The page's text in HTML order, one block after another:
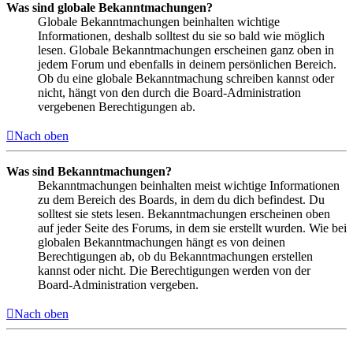
Was sind globale Bekanntmachungen?
Globale Bekanntmachungen beinhalten wichtige
Informationen, deshalb solltest du sie so bald wie möglich
lesen. Globale Bekanntmachungen erscheinen ganz oben in
jedem Forum und ebenfalls in deinem persönlichen Bereich.
Ob du eine globale Bekanntmachung schreiben kannst oder
nicht, hängt von den durch die Board-Administration
vergebenen Berechtigungen ab.
Nach oben
Was sind Bekanntmachungen?
Bekanntmachungen beinhalten meist wichtige Informationen
zu dem Bereich des Boards, in dem du dich befindest. Du
solltest sie stets lesen. Bekanntmachungen erscheinen oben
auf jeder Seite des Forums, in dem sie erstellt wurden. Wie bei
globalen Bekanntmachungen hängt es von deinen
Berechtigungen ab, ob du Bekanntmachungen erstellen
kannst oder nicht. Die Berechtigungen werden von der
Board-Administration vergeben.
Nach oben